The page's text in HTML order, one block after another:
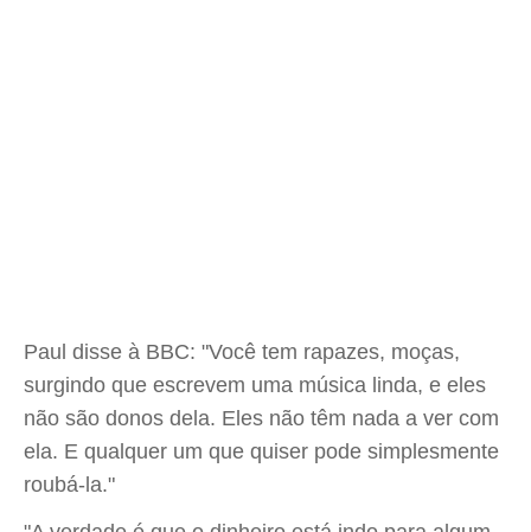
Paul disse à BBC: "Você tem rapazes, moças,
surgindo que escrevem uma música linda, e eles
não são donos dela. Eles não têm nada a ver com
ela. E qualquer um que quiser pode simplesmente
roubá-la."